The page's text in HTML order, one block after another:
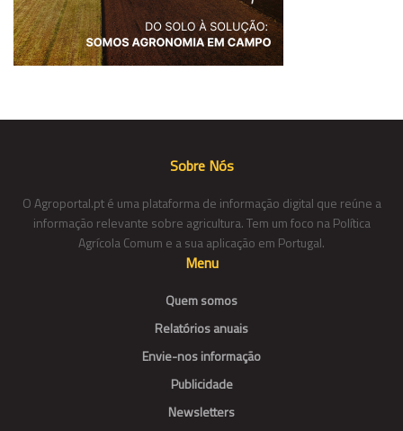
Sobre Nós
O Agroportal.pt é uma plataforma de informação digital que reúne a
informação relevante sobre agricultura. Tem um foco na Política
Agrícola Comum e a sua aplicação em Portugal.
Menu
Quem somos
Relatórios anuais
Envie-nos informação
Publicidade
Newsletters